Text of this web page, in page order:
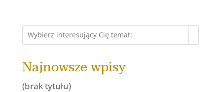
Najnowsze wpisy
(brak tytułu)